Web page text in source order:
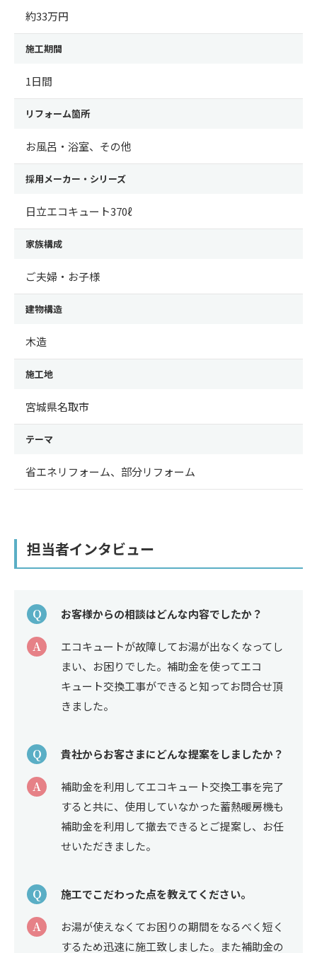
約33万円
施工期間
1日間
リフォーム箇所
お風呂・浴室、その他
採用メーカー・シリーズ
日立エコキュート370ℓ
家族構成
ご夫婦・お子様
建物構造
木造
施工地
宮城県名取市
テーマ
省エネリフォーム、部分リフォーム
担当者インタビュー
Q お客様からの相談はどんな内容でしたか？
A
エコキュートが故障してお湯が出なくなってし
まい、お困りでした。補助金を使ってエコ
キュート交換工事ができると知ってお問合せ頂
きました。
Q 貴社からお客さまにどんな提案をしましたか？
A
補助金を利用してエコキュート交換工事を完了
すると共に、使用していなかった蓄熱暖房機も
補助金を利用して撤去できるとご提案し、お任
せいただきました。
Q 施工でこだわった点を教えてください。
A
お湯が使えなくてお困りの期間をなるべく短く
するため迅速に施工致しました。また補助金の